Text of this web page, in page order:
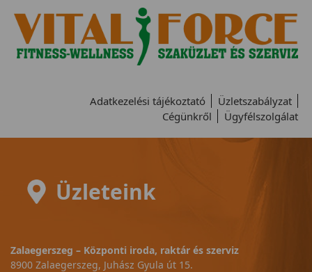
Adatkezelési tájékoztató
Üzletszabályzat
Cégünkről
Ügyfélszolgálat
Üzleteink
Zalaegerszeg – Központi iroda, raktár és szerviz
8900 Zalaegerszeg, Juhász Gyula út 15.